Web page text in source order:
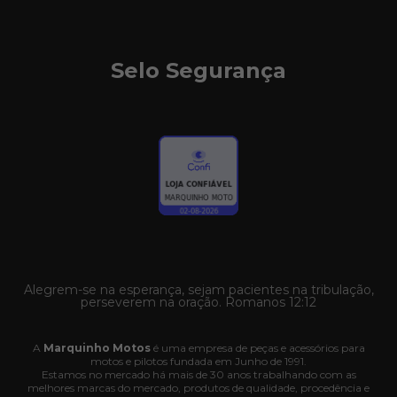
Selo Segurança
Alegrem-se na esperança, sejam pacientes na tribulação,
perseverem na oração. Romanos 12:12
A Marquinho Motosé uma empresa de peças e acessórios para
motos e pilotos fundada em Junho de 1991.
Estamos no mercado há mais de 30 anos trabalhando com as
melhores marcas do mercado, produtos de qualidade, procedência e